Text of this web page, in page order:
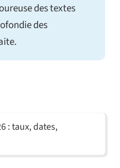
des textes
des
: taux, dates,